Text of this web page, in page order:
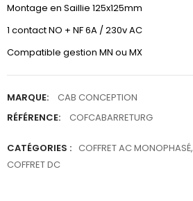
Montage en Saillie 125x125mm
1 contact NO + NF 6A / 230v AC
Compatible gestion MN ou MX
MARQUE:
CAB CONCEPTION
RÉFÉRENCE:
COFCABARRETURG
CATÉGORIES : COFFRET AC MONOPHASÉ,
COFFRET DC